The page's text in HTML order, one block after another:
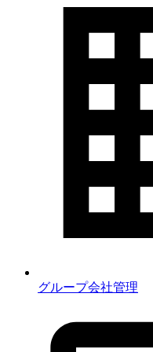
グループ会社管理